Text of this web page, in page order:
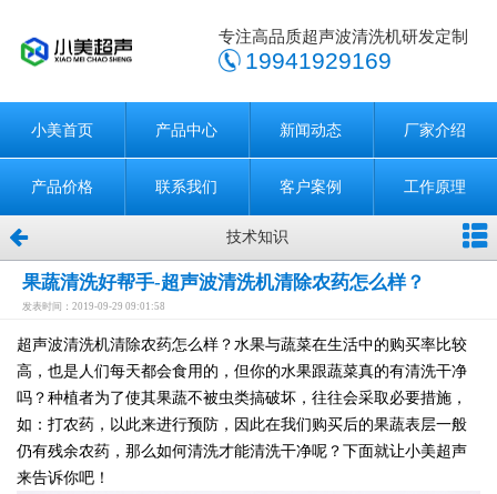
专注高品质超声波清洗机研发定制
19941929169
小美首页 产品中心 新闻动态 厂家介绍
产品价格 联系我们 客户案例 工作原理
技术知识
果蔬清洗好帮手-超声波清洗机清除农药怎么样？
发表时间：2019-09-29 09:01:58
超声波清洗机清除农药怎么样？水果与蔬菜在生活中的购买率比较
高，也是人们每天都会食用的，但你的水果跟蔬菜真的有清洗干净
吗？种植者为了使其果蔬不被虫类搞破坏，往往会采取必要措施，
如：打农药，以此来进行预防，因此在我们购买后的果蔬表层一般
仍有残余农药，那么如何清洗才能清洗干净呢？下面就让小美超声
来告诉你吧！